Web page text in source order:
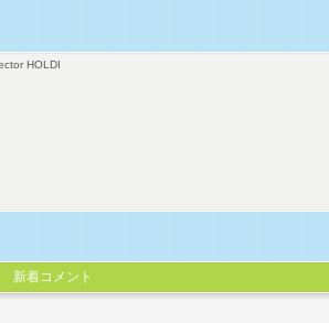
HOLDI
新着コメント